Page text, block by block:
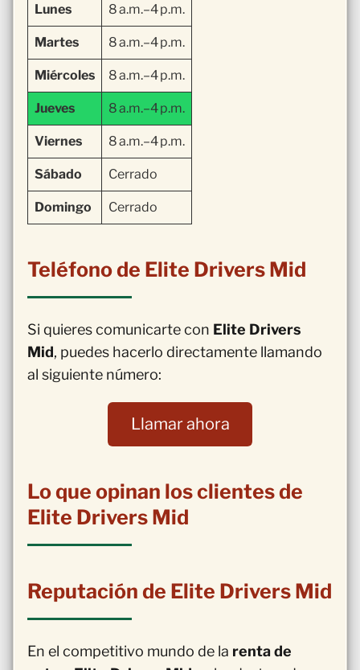
Lunes 8 a.m.–4 p.m.
Martes 8 a.m.–4 p.m.
Miércoles 8 a.m.–4 p.m.
Jueves 8 a.m.–4 p.m.
Viernes 8 a.m.–4 p.m.
Sábado Cerrado
Domingo Cerrado
Teléfono de Elite Drivers Mid
Si quieres comunicarte con Elite Drivers
Mid, puedes hacerlo directamente llamando
al siguiente número:
Llamar ahora
Lo que opinan los clientes de
Elite Drivers Mid
Reputación de Elite Drivers Mid
En el competitivo mundo de la renta de